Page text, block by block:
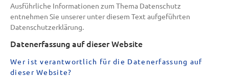
Ausführliche Informationen zum Thema Datenschutz
entnehmen Sie unserer unter diesem Text aufgeführten
Datenschutzerklärung.
Datenerfassung auf dieser Website
Wer ist verantwortlich für die Datenerfassung auf
dieser Website?